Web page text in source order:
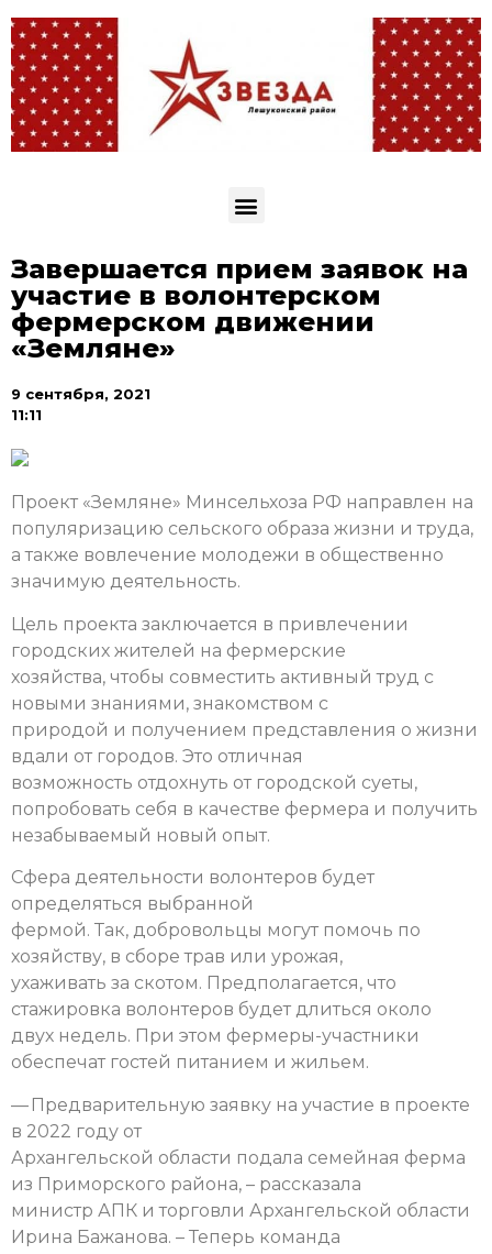
Завершается прием заявок на
участие в волонтерском
фермерском движении
«Земляне»
9 сентября, 2021
11:11
Проект «Земляне» Минсельхоза РФ направлен на
популяризацию сельского образа жизни и труда,
а также вовлечение молодежи в общественно
значимую деятельность.
Цель проекта заключается в привлечении
городских жителей на фермерские
хозяйства, чтобы совместить активный труд с
новыми знаниями, знакомством с
природой и получением представления о жизни
вдали от городов. Это отличная
возможность отдохнуть от городской суеты,
попробовать себя в качестве фермера и получить
незабываемый новый опыт.
Сфера деятельности волонтеров будет
определяться выбранной
фермой. Так, добровольцы могут помочь по
хозяйству, в сборе трав или урожая,
ухаживать за скотом. Предполагается, что
стажировка волонтеров будет длиться около
двух недель. При этом фермеры-участники
обеспечат гостей питанием и жильем.
— Предварительную заявку на участие в проекте
в 2022 году от
Архангельской области подала семейная ферма
из Приморского района, – рассказала
министр АПК и торговли Архангельской области
Ирина Бажанова. – Теперь команда